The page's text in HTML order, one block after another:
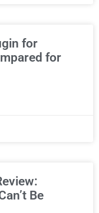
for
for
Be